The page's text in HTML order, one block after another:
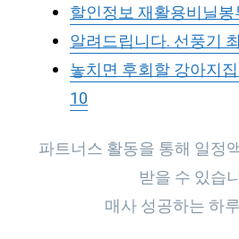
할인정보 재활용비닐
알려드립니다. 선풍기
놓치면 후회할 강아지
10
파트너스 활동을 통해 일정
받을 수 있습
매사 성공하는 하